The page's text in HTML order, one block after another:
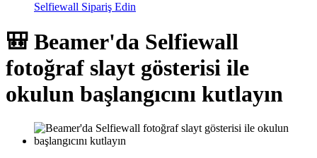
Selfiewall Sipariş Edin
🎒 Beamer'da Selfiewall
fotoğraf slayt gösterisi ile
okulun başlangıcını kutlayın